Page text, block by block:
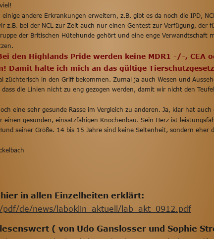
andere Erkrankungen erweitern, z.B. gibt es da noch die IPD,
z.B. bei der NCL zur Zeit auch nur einen Gentest zur Verfügung, der
der Britischen Hütehunde gehört und eine enge Verwandtschaft
den Highlands Pride werden keine MDR1 -/-, CEA
Damit halte ich mich an das gültige
züchterisch in den Griff bekommen. Zumal ja auch Wesen und
die Linien nicht zu eng gezogen werden, damit wir nicht den
eine sehr gesunde Rasse im Vergleich zu anderen. Ja, klar hat
einen gesunden, einsatzfähigen Knochenbau. Sein Herz ist
seiner Größe. 14 bis 15 Jahre sind keine Seltenheit, sondern eher
in allen Einzelheiten erklärt:
de/news/laboklin_aktuell/lab_akt_0912.pdf
( von Udo Ganslosser und Sophie